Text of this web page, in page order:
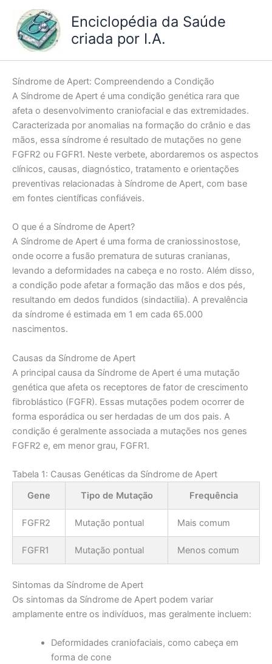
conteúdo
Enciclopédia da Saúde
criada por I.A.
Síndrome de Apert: Compreendendo a Condição
A Síndrome de Apert é uma condição genética rara que
afeta o desenvolvimento craniofacial e das extremidades.
Caracterizada por anomalias na formação do crânio e das
mãos, essa síndrome é resultado de mutações no gene
FGFR2 ou FGFR1. Neste verbete, abordaremos os aspectos
clínicos, causas, diagnóstico, tratamento e orientações
preventivas relacionadas à Síndrome de Apert, com base
em fontes científicas confiáveis.
O que é a Síndrome de Apert?
A Síndrome de Apert é uma forma de craniossinostose,
onde ocorre a fusão prematura de suturas cranianas,
levando a deformidades na cabeça e no rosto. Além disso,
a condição pode afetar a formação das mãos e dos pés,
resultando em dedos fundidos (sindactilia). A prevalência
da síndrome é estimada em 1 em cada 65.000
nascimentos.
Causas da Síndrome de Apert
A principal causa da Síndrome de Apert é uma mutação
genética que afeta os receptores de fator de crescimento
fibroblástico (FGFR). Essas mutações podem ocorrer de
forma esporádica ou ser herdadas de um dos pais. A
condição é geralmente associada a mutações nos genes
FGFR2 e, em menor grau, FGFR1.
Tabela 1: Causas Genéticas da Síndrome de Apert
Gene
Tipo de Mutação Frequência
FGFR2 Mutação pontual Mais comum
FGFR1 Mutação pontual Menos comum
Sintomas da Síndrome de Apert
Os sintomas da Síndrome de Apert podem variar
amplamente entre os indivíduos, mas geralmente incluem:
Deformidades craniofaciais, como cabeça em
forma de cone